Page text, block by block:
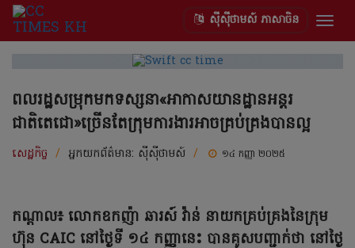
ស៊ីស៊ីថាមស៍ ភាសាចិន
ពលរដ្ឋសម្រុកមកទស្សនា«អាកាសយានដ្ឋានអន្តរ
ជាតិតេជោ»ច្រើនតែក្រុមការងារអាចគ្រប់គ្រងបានល្អ
សេដ្ឋកិច្ច / អ្នកយកព័ត៌មាន: ស៊ីស៊ីថាមស៍ / ១៤ កញ្ញា ២០២៥
កណ្តាល៖ លោកឧកញ៉ា ឆារស៍ វ៉ាន់ នាយកគ្រប់គ្រងនៃក្រុម
ហ៊ុន CAIC នៅថ្ងៃទី ១៤ កញ្ញានេះ បានគូសបញ្ជាក់ថា នៅថ្ងៃ